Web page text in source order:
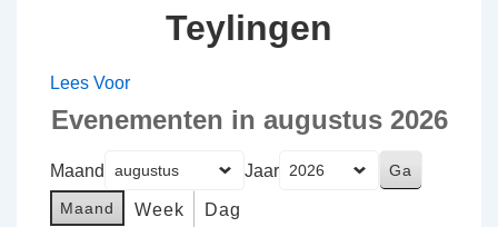
Teylingen
Lees Voor
Evenementen in augustus 2026
Maand Jaar
Maand Week Dag